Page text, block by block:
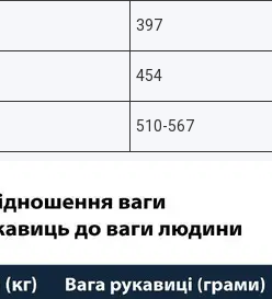
397
454
510-567